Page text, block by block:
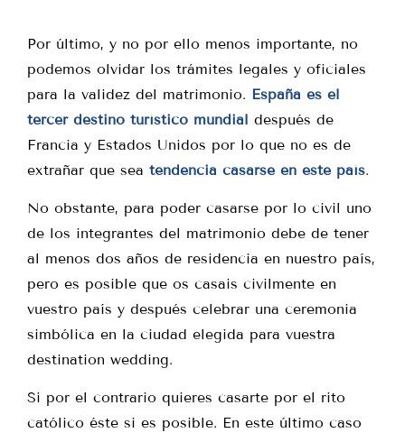
Por último, y no por ello menos importante, no
podemos olvidar los trámites legales y oficiales
para la validez del matrimonio. España es el
tercer destino turístico mundial después de
Francia y Estados Unidos por lo que no es de
extrañar que sea tendencia casarse en este país.
No obstante, para poder casarse por lo civil uno
de los integrantes del matrimonio debe de tener
al menos dos años de residencia en nuestro país,
pero es posible que os casais civilmente en
vuestro país y después celebrar una ceremonia
simbólica en la ciudad elegida para vuestra
destination wedding.
Si por el contrario quieres casarte por el rito
católico éste si es posible. En este último caso